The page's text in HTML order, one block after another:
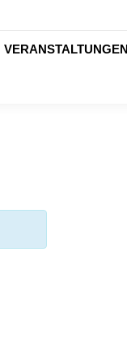
VERANSTALTUNGEN